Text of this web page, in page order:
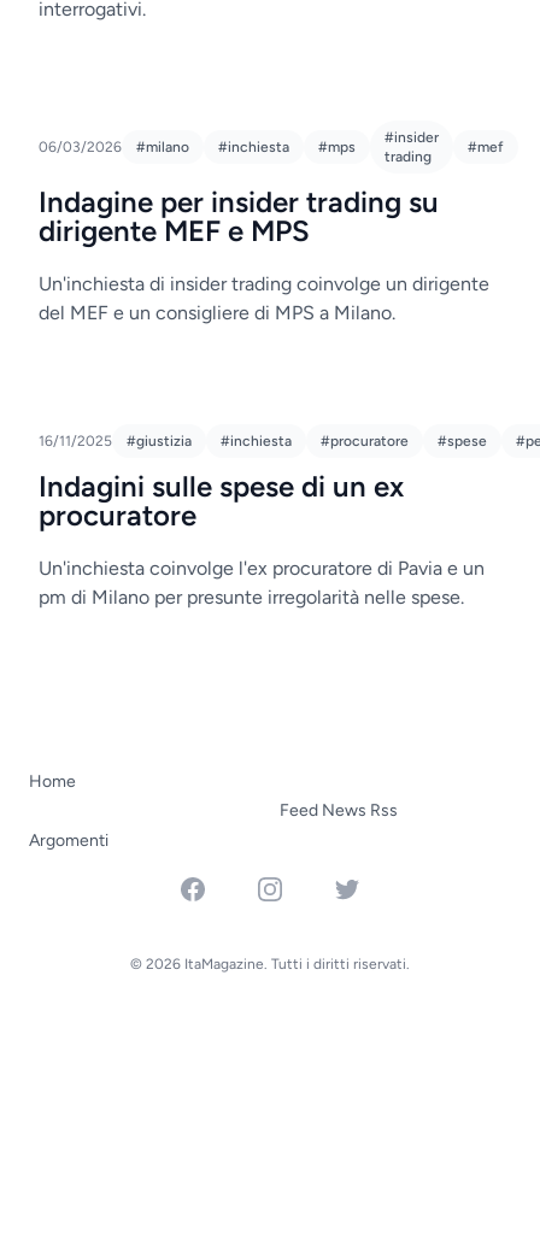
interrogativi.
06/03/2026 #milano #inchiesta #mps
#insider
trading
#mef
Indagine per insider trading su
dirigente MEF e MPS
Un'inchiesta di insider trading coinvolge un dirigente
del MEF e un consigliere di MPS a Milano.
16/11/2025 #giustizia #inchiesta #procuratore #spese
Indagini sulle spese di un ex
procuratore
Un'inchiesta coinvolge l'ex procuratore di Pavia e un
pm di Milano per presunte irregolarità nelle spese.
Home
Argomenti
Feed News Rss
FacebookInstagramTwitter
© 2026 ItaMagazine. Tutti i diritti riservati.